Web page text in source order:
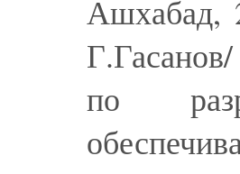
Ашхабад,
по